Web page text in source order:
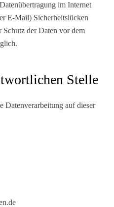
im Internet
E-Mail) Sicherheitslücken
der Daten vor dem
Stelle
Datenverarbeitung auf dieser